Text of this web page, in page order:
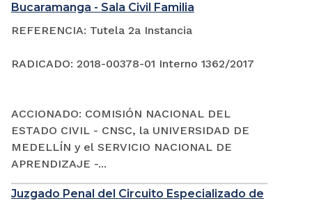
Bucaramanga - Sala Civil Familia
REFERENCIA: Tutela 2a Instancia
RADICADO: 2018-00378-01 Interno 1362/2017
ACCIONADO: COMISIÓN NACIONAL DEL
ESTADO CIVIL - CNSC, la UNIVERSIDAD DE
MEDELLÍN y el SERVICIO NACIONAL DE
APRENDIZAJE -...
Juzgado Penal del Circuito Especializado de